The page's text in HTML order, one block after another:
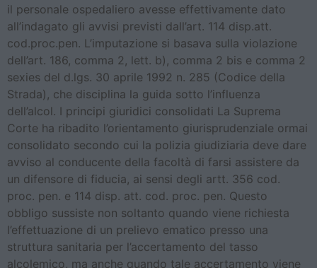
il personale ospedaliero avesse effettivamente dato
all’indagato gli avvisi previsti dall’art. 114 disp.att.
cod.proc.pen. L’imputazione si basava sulla violazione
dell’art. 186, comma 2, lett. b), comma 2 bis e comma 2
sexies del d.lgs. 30 aprile 1992 n. 285 (Codice della
Strada), che disciplina la guida sotto l’influenza
dell’alcol. I principi giuridici consolidati La Suprema
Corte ha ribadito l’orientamento giurisprudenziale ormai
consolidato secondo cui la polizia giudiziaria deve dare
avviso al conducente della facoltà di farsi assistere da
un difensore di fiducia, ai sensi degli artt. 356 cod.
proc. pen. e 114 disp. att. cod. proc. pen. Questo
obbligo sussiste non soltanto quando viene richiesta
l’effettuazione di un prelievo ematico presso una
struttura sanitaria per l’accertamento del tasso
alcolemico, ma anche quando tale accertamento viene